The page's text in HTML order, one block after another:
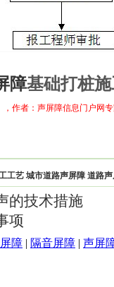
障基础打桩
，作者：声屏障信息门户网
工艺 城市道路声屏障 道路
的技术措施
项